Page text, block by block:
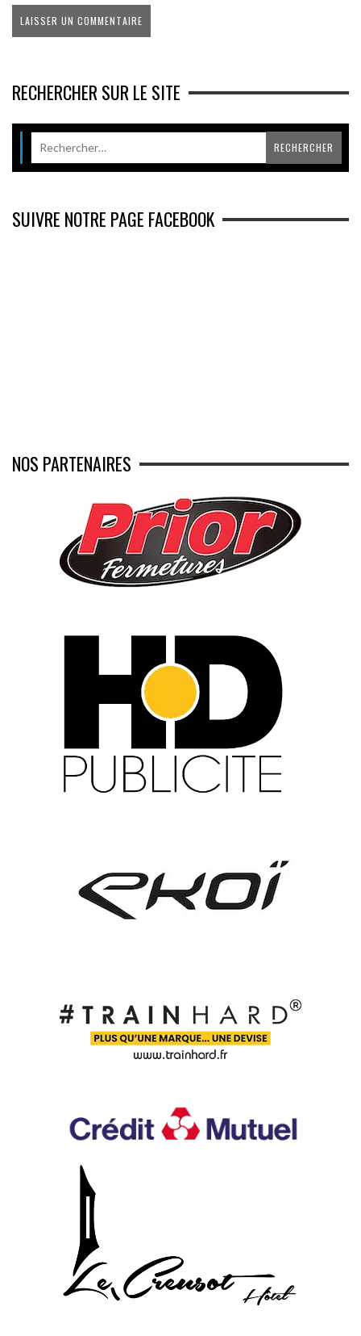
RECHERCHER SUR LE SITE
SUIVRE NOTRE PAGE FACEBOOK
NOS PARTENAIRES